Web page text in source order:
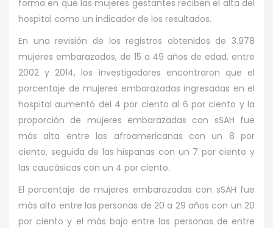
forma en que las mujeres gestantes reciben el alta del
hospital como un indicador de los resultados.
En una revisión de los registros obtenidos de 3.978
mujeres embarazadas, de 15 a 49 años de edad, entre
2002 y 2014, los investigadores encontraron que el
porcentaje de mujeres embarazadas ingresadas en el
hospital aumentó del 4 por ciento al 6 por ciento y la
proporción de mujeres embarazadas con sSAH fue
más alta entre las afroamericanas con un 8 por
ciento, seguida de las hispanas con un 7 por ciento y
las caucásicas con un 4 por ciento.
El porcentaje de mujeres embarazadas con sSAH fue
más alto entre las personas de 20 a 29 años con un 20
por ciento y el más bajo entre las personas de entre